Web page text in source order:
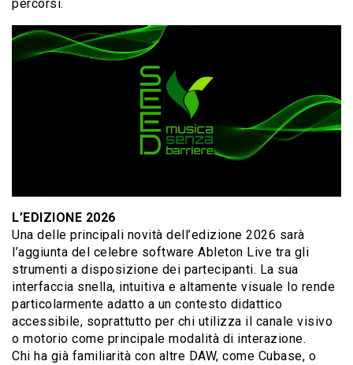
percorsi.
L’EDIZIONE 2026
Una delle principali novità dell’edizione 2026 sarà
l’aggiunta del celebre software Ableton Live tra gli
strumenti a disposizione dei partecipanti. La sua
interfaccia snella, intuitiva e altamente visuale lo rende
particolarmente adatto a un contesto didattico
accessibile, soprattutto per chi utilizza il canale visivo
o motorio come principale modalità di interazione.
Chi ha già familiarità con altre DAW, come Cubase, o